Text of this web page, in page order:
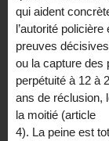
qui aident
l’autorité
preuves
ou la capture des
perpétuité à 12 à
ans de réclusion,
la moitié (article
4). La peine est